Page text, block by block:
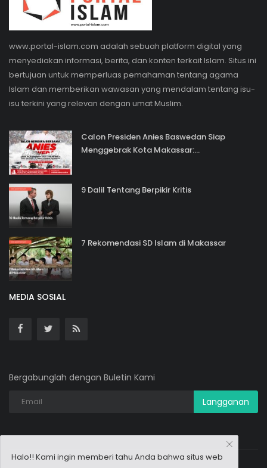
www.portal-islam.com adalah sebuah platform digital yang
menyediakan informasi, berita, dan konten terkait Islam. Situs ini
bertujuan untuk memperluas pemahaman tentang agama
Islam dan memberikan wawasan yang mendalam tentang isu-
isu terkini yang relevan dengan umat Muslim.
Calon Presiden Anies Baswedan Siap
Menggebrak Kota Makassar:...
9 Dalil Tentang Berpikir Kritis
7 Rekomendasi SD Islam di Makassar
MEDIA SOSIAL
Bergabunglah dengan Buletin Kami
Langganan
Halo!! Kami ingin memberi tahu Anda bahwa situs web